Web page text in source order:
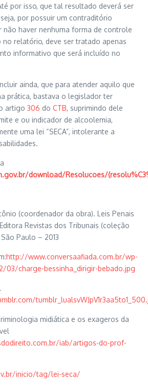
por isso, que tal resultado deverá ser
por possuir um contraditório
não haver nenhuma forma de controle
relatório, deve ser tratado apenas
informativo que será incluído no
ainda, que para atender aquilo que
prática, bastava o legislador ter
artigo 306 do CTB, suprimindo dele
e ou indicador de alcoolemia,
uma lei “SECA”, intolerante a
download/Resolucoes/
(coordenador da obra). Leis Penais
Revistas dos Tribunais (coleção
Paulo – 2013
http://www.conversaafiada.com.br/wp-
03/charge-bessinha_dirigir-bebado.jpg
midiática e os exageros da
iab/artigos-do-prof-
inicio/tag/lei-seca/